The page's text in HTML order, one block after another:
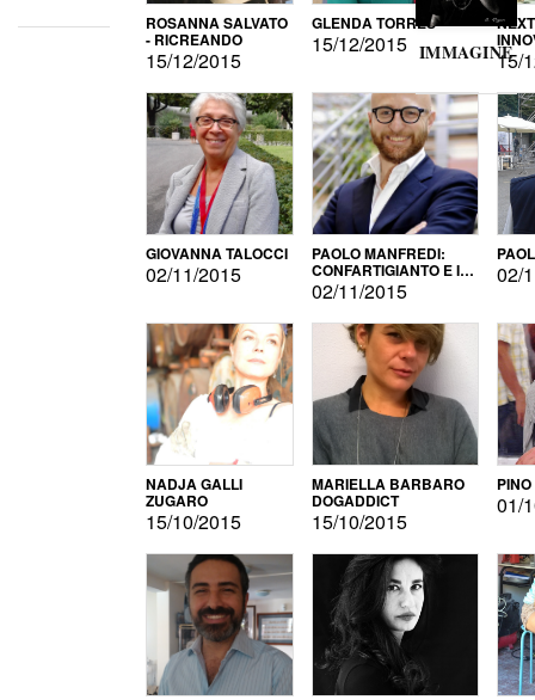
ROSANNA SALVATO
- RICREANDO
15/12/2015
GLENDA TORRES
15/12/2015
15/
GIOVANNA TALOCCI
02/11/2015
PAOLO MANFREDI:
CONFARTIGIANTO E IL
SONDAGGIO
02/11/2015
02/
NADJA GALLI
ZUGARO
15/10/2015
MARIELLA BARBARO
DOGADDICT
15/10/2015
01/
IMMAGINE